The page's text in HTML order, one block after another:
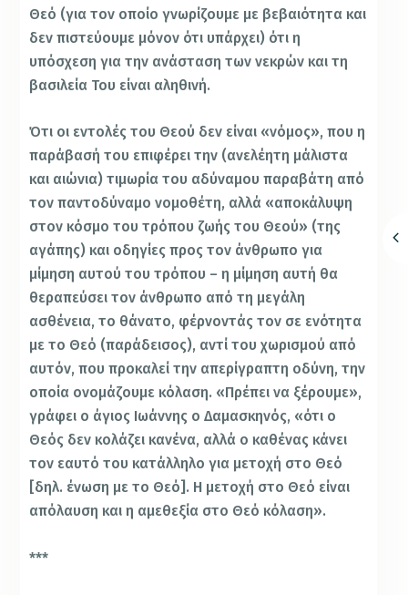
Θεό (για τον οποίο γνωρίζουμε με βεβαιότητα και
δεν πιστεύουμε μόνον ότι υπάρχει) ότι η
υπόσχεση για την ανάσταση των νεκρών και τη
βασιλεία Του είναι αληθινή.
Ότι οι εντολές του Θεού δεν είναι «νόμος», που η
παράβασή του επιφέρει την (ανελέητη μάλιστα
και αιώνια) τιμωρία του αδύναμου παραβάτη από
τον παντοδύναμο νομοθέτη, αλλά «αποκάλυψη
στον κόσμο του τρόπου ζωής του Θεού» (της
αγάπης) και οδηγίες προς τον άνθρωπο για
μίμηση αυτού του τρόπου – η μίμηση αυτή θα
θεραπεύσει τον άνθρωπο από τη μεγάλη
ασθένεια, το θάνατο, φέρνοντάς τον σε ενότητα
με το Θεό (παράδεισος), αντί του χωρισμού από
αυτόν, που προκαλεί την απερίγραπτη οδύνη, την
οποία ονομάζουμε κόλαση. «Πρέπει να ξέρουμε»,
γράφει ο άγιος Ιωάννης ο Δαμασκηνός, «ότι ο
Θεός δεν κολάζει κανένα, αλλά ο καθένας κάνει
τον εαυτό του κατάλληλο για μετοχή στο Θεό
[δηλ. ένωση με το Θεό]. Η μετοχή στο Θεό είναι
απόλαυση και η αμεθεξία στο Θεό κόλαση».
***